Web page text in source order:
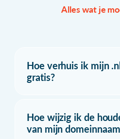
Alles wat je
Hoe verhuis ik mijn
gratis?
Hoe wijzig ik de
van mijn